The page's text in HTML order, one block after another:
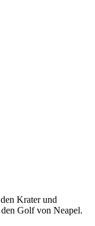
Krater und
Golf von Neapel.